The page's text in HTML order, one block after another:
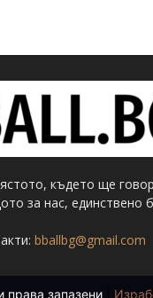
където ще
за нас, единствено
bballbg@gmail.com
запазени